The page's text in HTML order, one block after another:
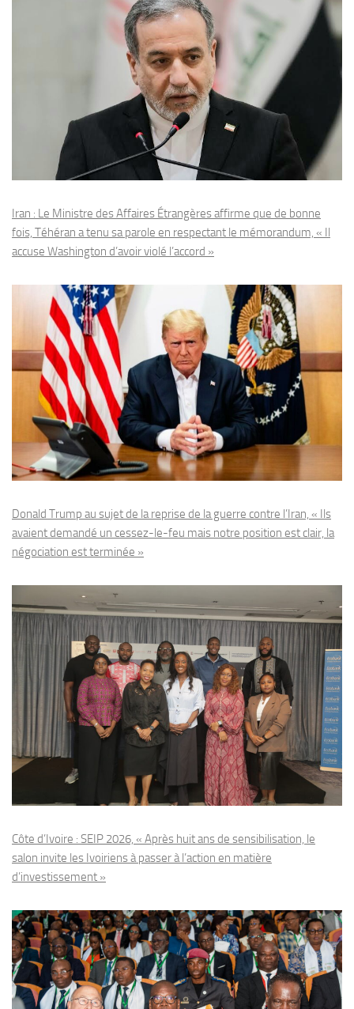
Iran : Le Ministre des Affaires Étrangères affirme que de bonne
fois, Téhéran a tenu sa parole en respectant le mémorandum, « Il
accuse Washington d’avoir violé l’accord »
Donald Trump au sujet de la reprise de la guerre contre l’Iran, « Ils
avaient demandé un cessez-le-feu mais notre position est clair, la
négociation est terminée »
Côte d’Ivoire : SEIP 2026, « Après huit ans de sensibilisation, le
salon invite les Ivoiriens à passer à l’action en matière
d’investissement »